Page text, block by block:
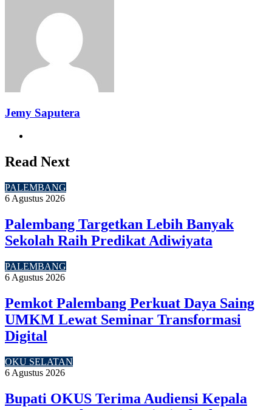
Jemy Saputera
Read Next
PALEMBANG
6 Agustus 2026
Palembang Targetkan Lebih Banyak
Sekolah Raih Predikat Adiwiyata
PALEMBANG
6 Agustus 2026
Pemkot Palembang Perkuat Daya Saing
UMKM Lewat Seminar Transformasi
Digital
OKU SELATAN
6 Agustus 2026
Bupati OKUS Terima Audiensi Kepala